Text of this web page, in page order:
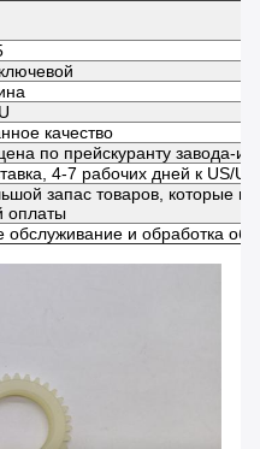
качество
по прейскуранту завода-
4-7 рабочих дней к US/
запас товаров, которые
оплаты
обслуживание и обработка